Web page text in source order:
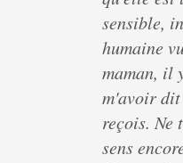
sensible,
humaine
maman, il
m'avoir
reçois. Ne
sens